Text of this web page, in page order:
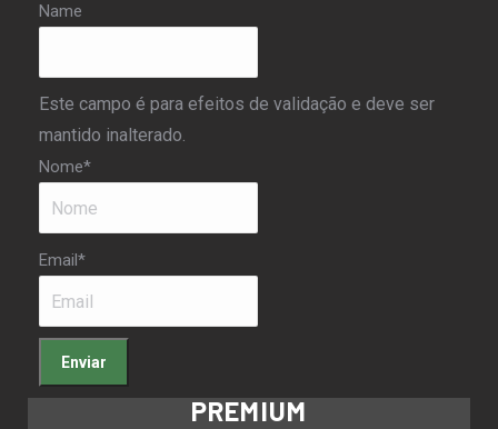
Name
Este campo é para efeitos de validação e deve ser
mantido inalterado.
Nome*
Email*
PREMIUM